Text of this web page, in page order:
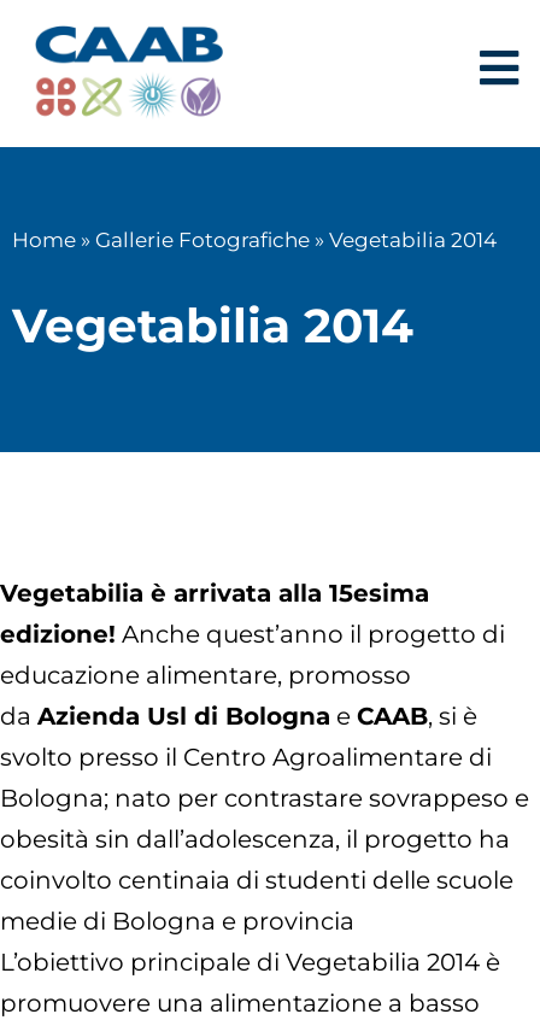
Home » Gallerie Fotografiche » Vegetabilia 2014
Vegetabilia 2014
Vegetabilia è arrivata alla 15esima
edizione! Anche quest’anno il progetto di
educazione alimentare, promosso
da Azienda Usl di Bologna e CAAB, si è
svolto presso il Centro Agroalimentare di
Bologna; nato per contrastare sovrappeso e
obesità sin dall’adolescenza, il progetto ha
coinvolto centinaia di studenti delle scuole
medie di Bologna e provincia
L’obiettivo principale di Vegetabilia 2014 è
promuovere una alimentazione a basso